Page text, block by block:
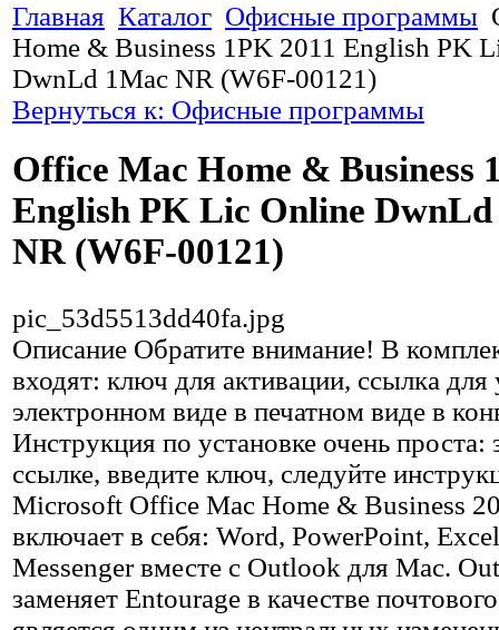
Главная Каталог Офисные программы
Home & Business 1PK 2011 English PK
DwnLd 1Mac NR (W6F-00121)
Вернуться к: Офисные программы
Office Mac Home & Business
English PK Lic Online
NR (W6F-00121)
pic_53d5513dd40fa.jpg
Описание Обратите внимание! В
входят: ключ для активации, ссылка для
электронном виде в печатном виде в
Инструкция по установке очень проста:
ссылке, введите ключ, следуйте
Microsoft Office Mac Home & Business
включает в себя: Word, PowerPoint,
Messenger вместе с Outlook для Mac.
заменяет Entourage в качестве